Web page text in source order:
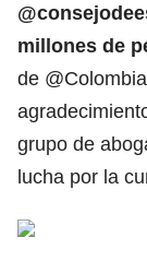
millones de
de
grupo de
lucha por la